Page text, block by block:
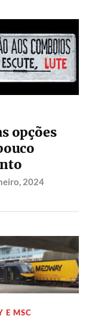
opções
2024
E MSC